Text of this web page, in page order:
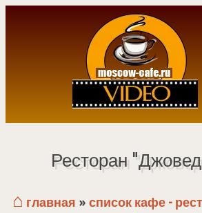
Ресторан
⌂ главная » список кафе -